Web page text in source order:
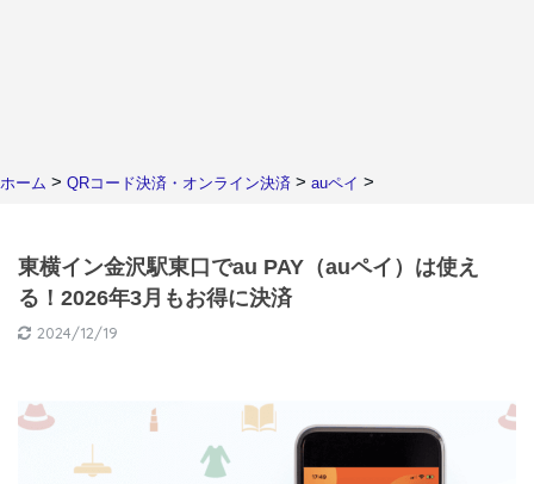
ホーム > QRコード決済・オンライン決済 > auペイ >
東横イン金沢駅東口でau PAY（auペイ）は使え
る！2026年3月もお得に決済
2024/12/19